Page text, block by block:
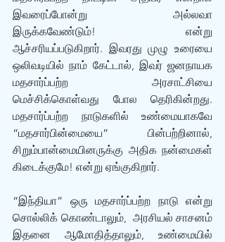
இவரைப்போன்று அல்லவா
இருக்கவேண்டும்! என்று
ஆச்சரியப்படுகிறார். இவரது முழு உரையை
ஒலிவடியில் நாம் கேட்டால், இவர் ஜனநாயக
மதசார்ப்பற்ற அரசாட்சியை
மெச்சிக்கொள்வது போல தெரிகின்றது.
மதசார்ப்பற்ற நாடுகளில் உண்மையாகவே
“மதசார்பின்மையை” பின்பற்றினால்,
சிறும்பான்மையினருக்கு அதிக நன்மைகள்
கிடைக்குமே! என்று ஏங்குகிறார்.
“இந்தியா” ஒரு மதசார்ப்பற்ற நாடு என்று
சொல்லிக் கொண்டாலும்,  அரசியல் சாசனம்
இதனை ஆமோதித்தாலும், உண்மையில்